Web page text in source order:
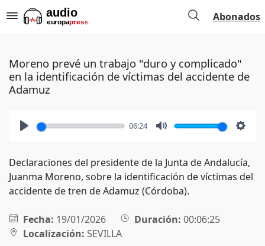
Abonados
Moreno prevé un trabajo "duro y complicado"
en la identificación de víctimas del accidente de
Adamuz
06:24
Declaraciones del presidente de la Junta de Andalucía,
Juanma Moreno, sobre la identificación de víctimas del
accidente de tren de Adamuz (Córdoba).
Fecha: 19/01/2026 Duración: 00:06:25
Localización: SEVILLA